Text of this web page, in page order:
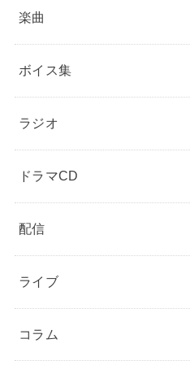
楽曲
ボイス集
ラジオ
ドラマCD
配信
ライブ
コラム